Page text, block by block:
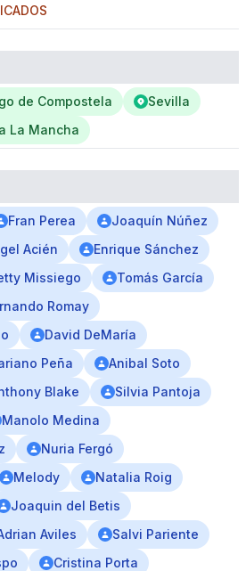
de Compostela
Sevilla
La Mancha
Fran Perea
Joaquín Núñez
Acién
Enrique Sánchez
Missiego
Tomás García
Romay
David DeMaría
Peña
Anibal Soto
Blake
Silvia Pantoja
Manolo Medina
Nuria Fergó
Melody
Natalia Roig
Joaquin del Betis
Aviles
Salvi Pariente
Cristina Porta